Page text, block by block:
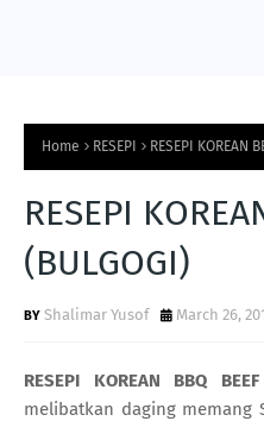
Home RESEPI RESEPI KOREAN
RESEPI
(BULGOGI)
Shalimar Yusof March 26,
RESEPI KOREAN BBQ
melibatkan daging memang